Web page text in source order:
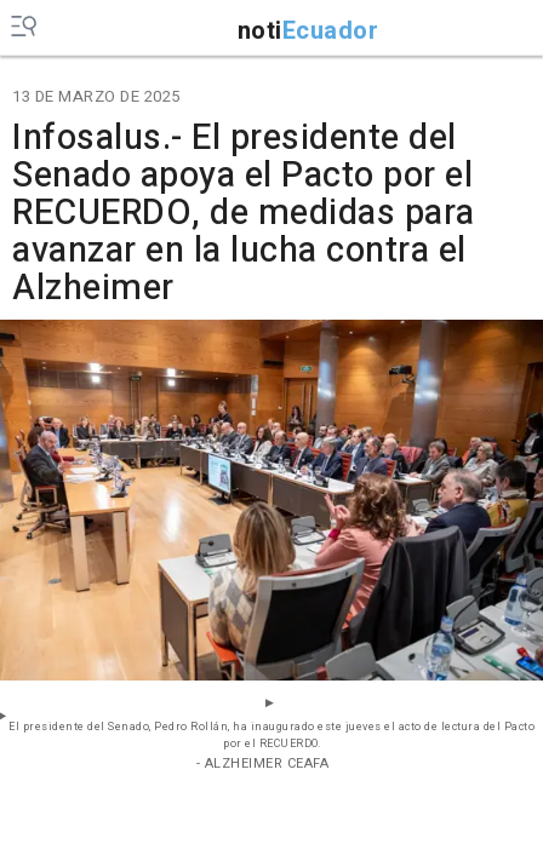
notiEcuador
13 DE MARZO DE 2025
Infosalus.- El presidente del
Senado apoya el Pacto por el
RECUERDO, de medidas para
avanzar en la lucha contra el
Alzheimer
El presidente del Senado, Pedro Rollán, ha inaugurado este jueves el acto de lectura del Pacto
por el RECUERDO.
- ALZHEIMER CEAFA